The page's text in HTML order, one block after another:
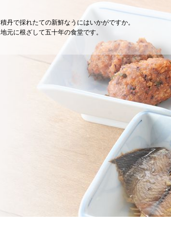
積丹で採れたての新鮮なうにはいかがですか。
地元に根ざして五十年の食堂です。